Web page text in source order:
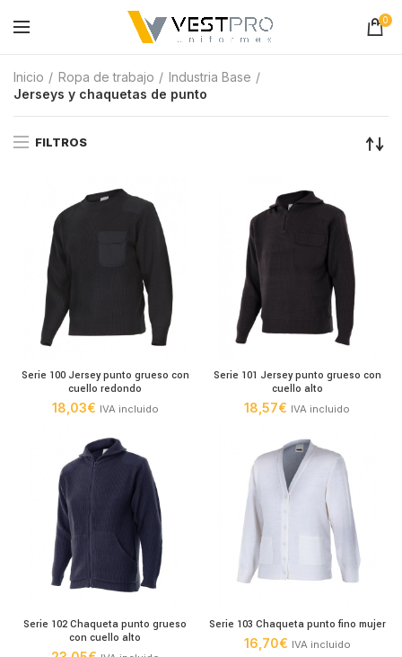
0
Inicio Ropa de trabajo
Industria Base
Jerseys y chaquetas de punto
FILTROS
Serie 100 Jersey punto grueso con
cuello redondo
18,03€ IVA incluido
Serie 101 Jersey punto grueso con
cuello alto
18,57€ IVA incluido
Serie 102 Chaqueta punto grueso
con cuello alto
Serie 103 Chaqueta punto fino mujer
16,70€ IVA incluido